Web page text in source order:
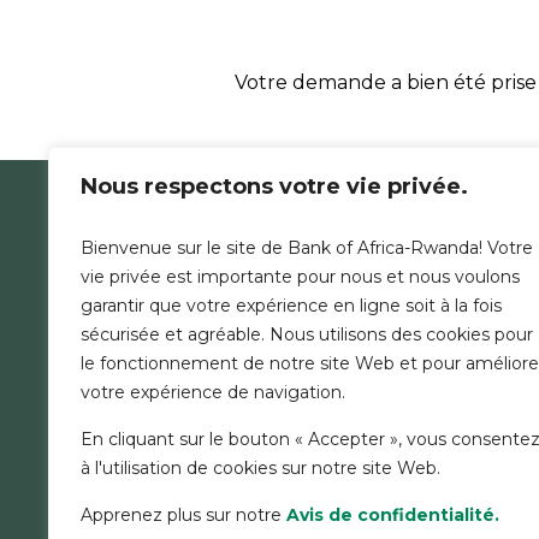
Nous respectons votre vie privée.
Bienvenue sur le site de Bank of Africa-Rwanda! Votre
vie privée est importante pour nous et nous voulons
garantir que votre expérience en ligne soit à la fois
sécurisée et agréable. Nous utilisons des cookies pour
le fonctionnement de notre site Web et pour
votre expérience de navigation.
En cliquant sur le bouton « Accepter », vous consentez
à l'utilisation de cookies sur notre site Web.
Apprenez plus sur notre Avis de confidentialité.
Votre demande a bien été
LA
NOUS
MENTIONS LÉGALES SÉCURITÉ CHARTE COOKIES